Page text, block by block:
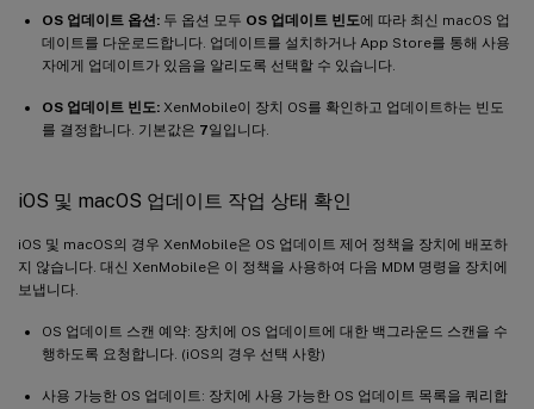
OS 업데이트 옵션: 두 옵션 모두 OS 업데이트 빈도에 따라 최신 macOS 업
데이트를 다운로드합니다. 업데이트를 설치하거나 App Store를 통해 사용
자에게 업데이트가 있음을 알리도록 선택할 수 있습니다.
OS 업데이트 빈도: XenMobile이 장치 OS를 확인하고 업데이트하는 빈도
를 결정합니다. 기본값은 7일입니다.
iOS 및 macOS 업데이트 작업 상태 확인
iOS 및 macOS의 경우 XenMobile은 OS 업데이트 제어 정책을 장치에 배포하
지 않습니다. 대신 XenMobile은 이 정책을 사용하여 다음 MDM 명령을 장치에
보냅니다.
OS 업데이트 스캔 예약: 장치에 OS 업데이트에 대한 백그라운드 스캔을 수
행하도록 요청합니다. (iOS의 경우 선택 사항)
사용 가능한 OS 업데이트: 장치에 사용 가능한 OS 업데이트 목록을 쿼리합